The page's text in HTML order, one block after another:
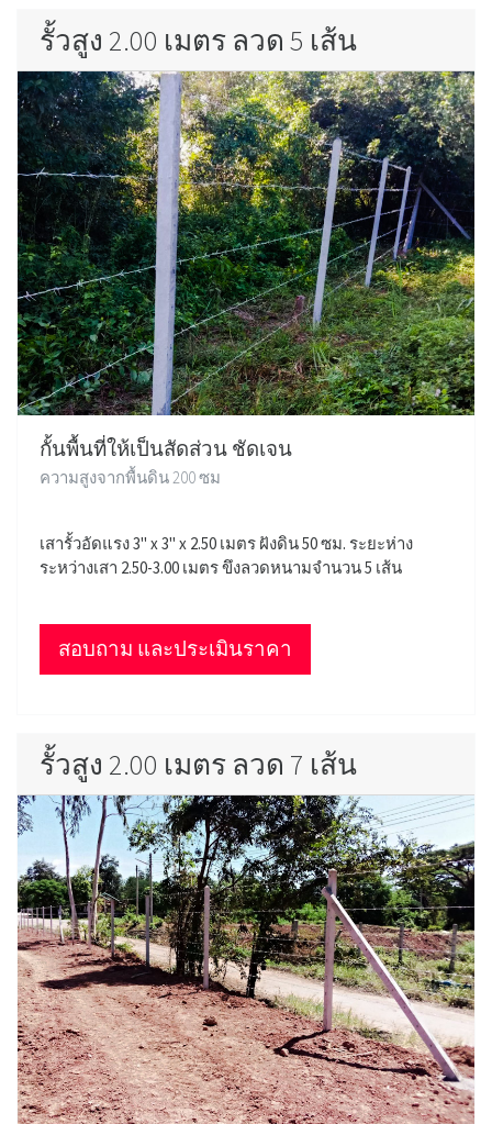
รั้วสูง 2.00 เมตร ลวด 5 เส้น
กั้นพื้นที่ให้เป็นสัดส่วน ชัดเจน
ความสูงจากพื้นดิน 200 ซม
เสารั้วอัดแรง 3" x 3" x 2.50 เมตร ฝังดิน 50 ซม. ระยะห่าง
ระหว่างเสา 2.50-3.00 เมตร ขึงลวดหนามจำนวน 5 เส้น
สอบถาม และประเมินราคา
รั้วสูง 2.00 เมตร ลวด 7 เส้น